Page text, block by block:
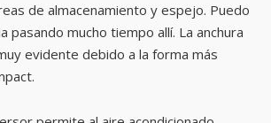
de almacenamiento y espejo. Puedo
pasando mucho tiempo allí. La anchura
evidente debido a la forma más